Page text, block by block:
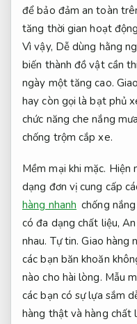
để bảo đảm an toàn
tăng thời gian hoạt
Vì vậy, Dễ dùng hằng
biến thành đồ vật cần
ngày một tăng cao.
hay còn gọi là bạt phủ
chức năng che nắng
chống trộm cắp xe.
Mềm mại khi mặc. Hiện
dạng đơn vị cung cấp
hàng nhanh chống
có đa dạng chất liệu,
nhau. Tự tin. Giao hàng
các bạn băn khoăn
nào cho hài lòng. Mẫu
các bạn có sự lựa sắm
hàng thật và hàng chất